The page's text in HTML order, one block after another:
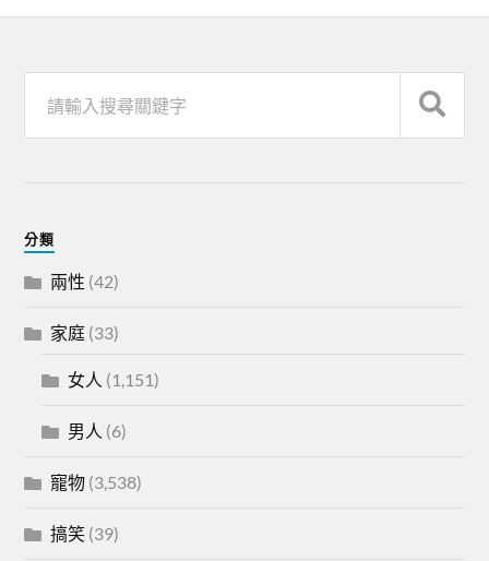
分類
兩性 (42)
家庭 (33)
女人 (1,151)
男人 (6)
寵物 (3,538)
搞笑 (39)